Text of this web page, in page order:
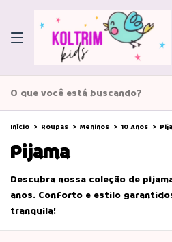
Início > Roupas > Meninos > 10 Anos >
Pijama
Descubra nossa coleção de
anos. Conforto e estilo
tranquila!